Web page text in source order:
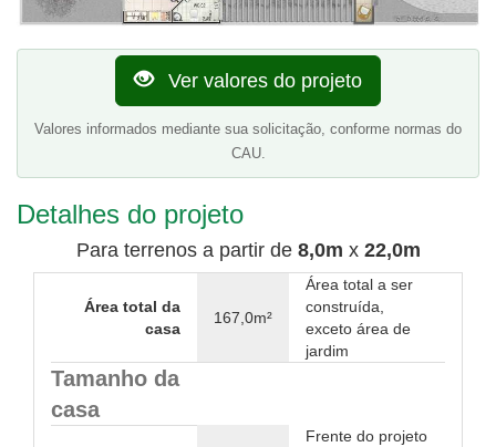
Ver valores do projeto
Valores informados mediante sua solicitação, conforme normas do
CAU.
Detalhes do projeto
Para terrenos a partir de 8,0m x 22,0m
Área total da
casa
167,0m²
Área total a ser
construída,
exceto área de
jardim
Tamanho da
casa
Frente do projeto